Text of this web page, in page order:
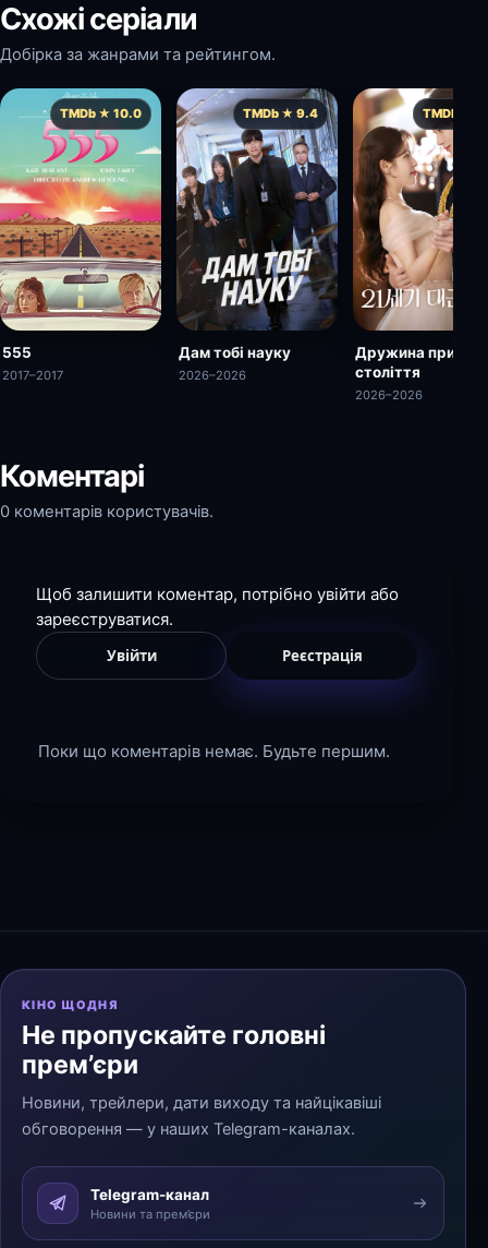
Схожі серіали
Добірка за жанрами та рейтингом.
TMDb ★ 10.0
555
2017–2017
TMDb ★ 9.4
Дам тобі науку
2026–2026
TMDb ★
Дружина принца
століття
2026–2026
Коментарі
0 коментарів користувачів.
Щоб залишити коментар, потрібно увійти або
зареєструватися.
Увійти Реєстрація
Поки що коментарів немає. Будьте першим.
КІНО ЩОДНЯ
Не пропускайте головні
прем’єри
Новини, трейлери, дати виходу та найцікавіші
обговорення — у наших Telegram-каналах.
Telegram-канал
Новини та прем’єри